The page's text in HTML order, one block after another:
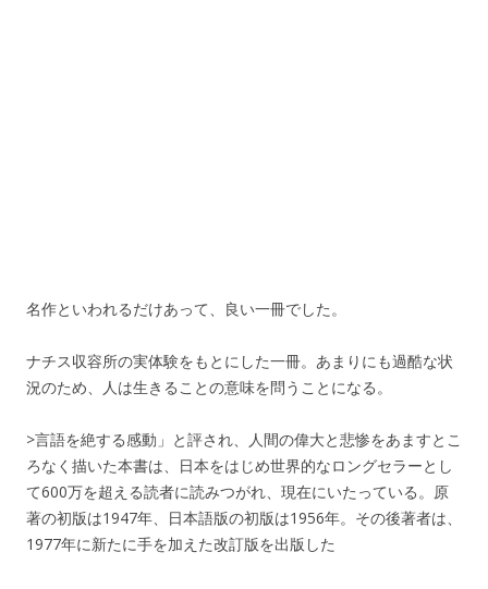
名作といわれるだけあって、良い一冊でした。
ナチス収容所の実体験をもとにした一冊。あまりにも過酷な状
況のため、人は生きることの意味を問うことになる。
>言語を絶する感動」と評され、人間の偉大と悲惨をあますとこ
ろなく描いた本書は、日本をはじめ世界的なロングセラーとし
て600万を超える読者に読みつがれ、現在にいたっている。原
著の初版は1947年、日本語版の初版は1956年。その後著者は、
1977年に新たに手を加えた改訂版を出版した